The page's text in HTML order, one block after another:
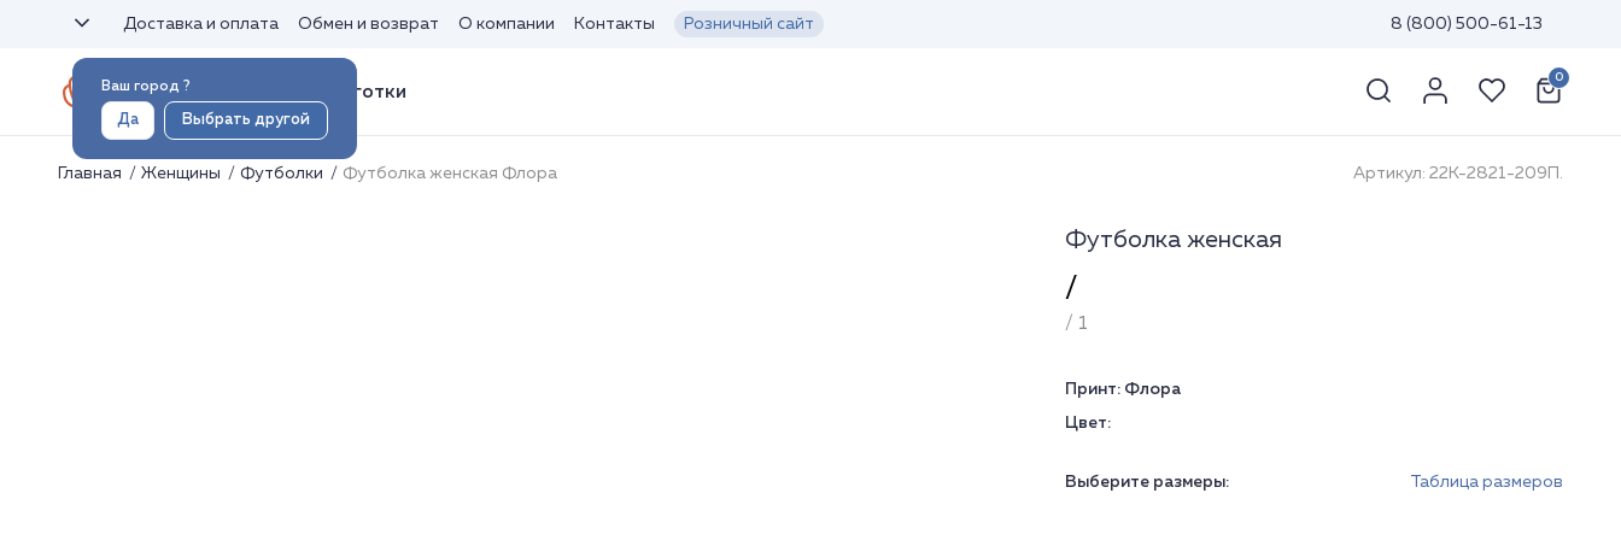
Ваш город ?
Да Выбрать другой
Доставка и оплата Обмен и возврат О компании Контакты Розничный сайт 8 (800) 500-61-13
Носки и колготки
0
Главная Женщины Футболки Футболка женская Флора Артикул: 22К-2821-209П.
Футболка женская
/
/ 1
Принт: Флора
Цвет:
Выберите размеры: Таблица размеров